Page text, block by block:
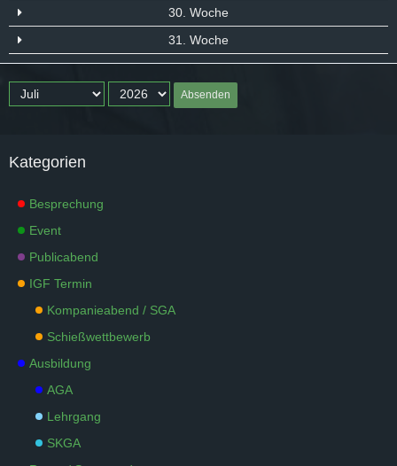
30. Woche
31. Woche
Absenden
Kategorien
Besprechung
Event
Publicabend
IGF Termin
Kompanieabend / SGA
Schießwettbewerb
Ausbildung
AGA
Lehrgang
SKGA